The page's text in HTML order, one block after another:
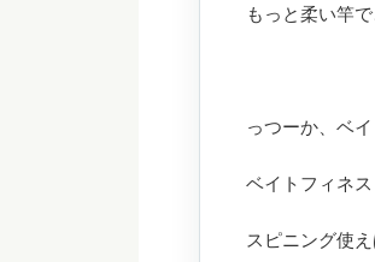
もっと柔い竿
っつーか、ベ
ベイトフィネ
スピニング使